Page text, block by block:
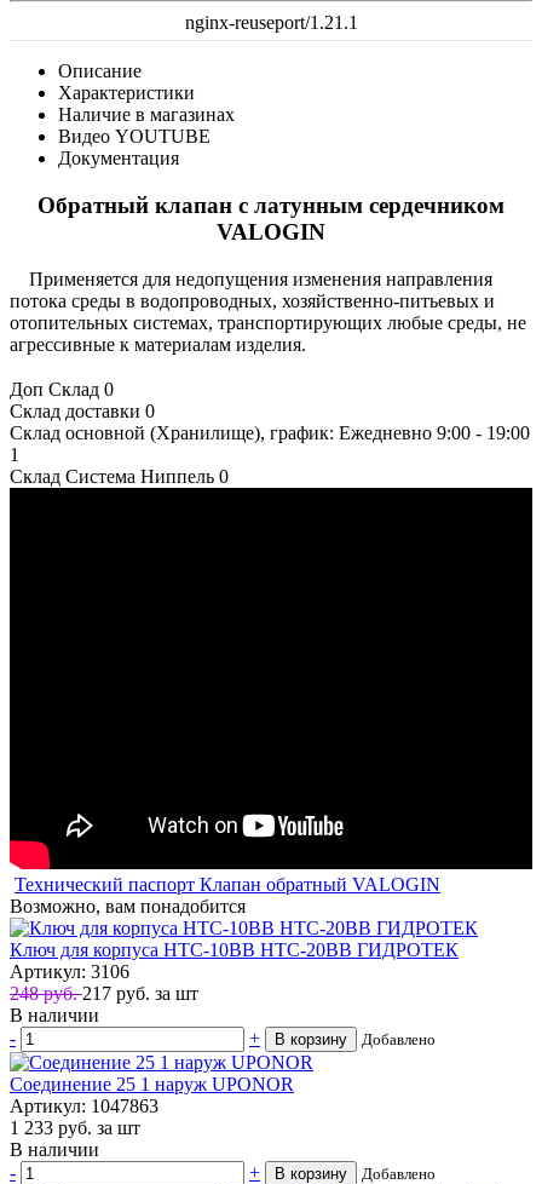
nginx-reuseport/1.21.1
Описание
Характеристики
Наличие в магазинах
Видео YOUTUBE
Документация
Обратный клапан с латунным сердечником
VALOGIN
Применяется для недопущения изменения направления
потока среды в водопроводных, хозяйственно-питьевых и
отопительных системах, транспортирующих любые среды, не
агрессивные к материалам изделия.
Доп Склад 0
Склад доставки 0
Склад основной (Хранилище), график: Ежедневно 9:00 - 19:00
1
Склад Система Ниппель 0
Технический паспорт Клапан обратный VALOGIN
Возможно, вам понадобится
Ключ для корпуса HTC-10BB HTC-20BB ГИДРОТЕК
Артикул: 3106
248 руб.217 руб. за шт
В наличии
-
+ В корзину Добавлено
Соединение 25 1 наруж UPONOR
Артикул: 1047863
1 233 руб. за шт
В наличии
-
+ В корзину Добавлено